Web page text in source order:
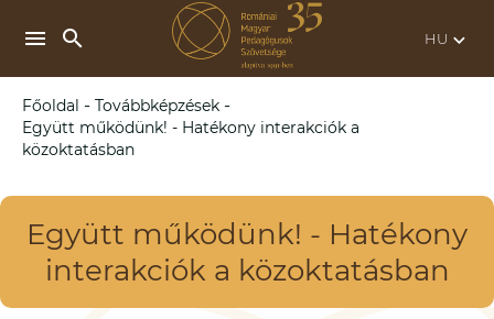
menu search keyboard_arrow_down
Főoldal - Továbbképzések -
Együtt működünk! - Hatékony interakciók a
közoktatásban
Együtt működünk! - Hatékony
interakciók a közoktatásban